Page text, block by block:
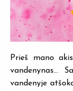
Prieš mano
vandenynas…
vandenyje